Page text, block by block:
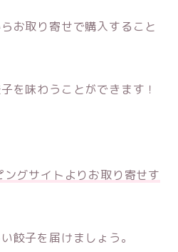
お取り寄せで購入すること
を味わうことができます！
グサイトよりお取り寄せす
餃子を届けましょう。